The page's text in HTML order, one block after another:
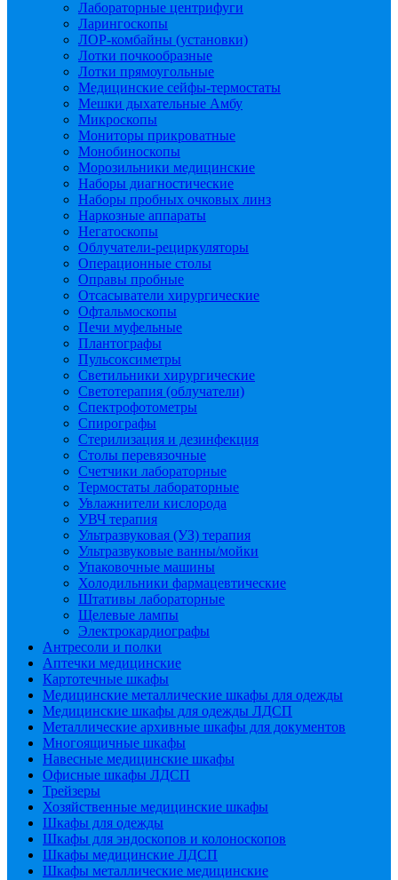
Лабораторные центрифуги
Ларингоскопы
ЛОР-комбайны (установки)
Лотки почкообразные
Лотки прямоугольные
Медицинские сейфы-термостаты
Мешки дыхательные Амбу
Микроскопы
Мониторы прикроватные
Монобиноскопы
Морозильники медицинские
Наборы диагностические
Наборы пробных очковых линз
Наркозные аппараты
Негатоскопы
Облучатели-рециркуляторы
Операционные столы
Оправы пробные
Отсасыватели хирургические
Офтальмоскопы
Печи муфельные
Плантографы
Пульсоксиметры
Светильники хирургические
Светотерапия (облучатели)
Спектрофотометры
Спирографы
Стерилизация и дезинфекция
Столы перевязочные
Счетчики лабораторные
Термостаты лабораторные
Увлажнители кислорода
УВЧ терапия
Ультразвуковая (УЗ) терапия
Ультразвуковые ванны/мойки
Упаковочные машины
Холодильники фармацевтические
Штативы лабораторные
Щелевые лампы
Электрокардиографы
Антресоли и полки
Аптечки медицинские
Картотечные шкафы
Медицинские металлические шкафы для одежды
Медицинские шкафы для одежды ЛДСП
Металлические архивные шкафы для документов
Многоящичные шкафы
Навесные медицинские шкафы
Офисные шкафы ЛДСП
Трейзеры
Хозяйственные медицинские шкафы
Шкафы для одежды
Шкафы для эндоскопов и колоноскопов
Шкафы медицинские ЛДСП
Шкафы металлические медицинские